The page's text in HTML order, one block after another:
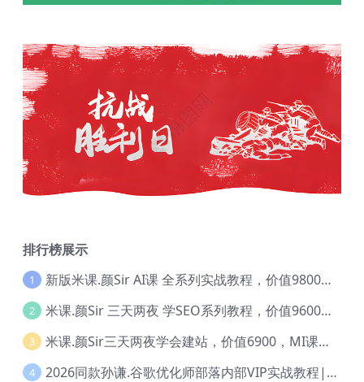
排行榜展示
1 新版米课.颜Sir AI课 全系列实战教程，价值9800，跨境首选！【Ag-0052】
2 米课.颜Sir 三天两夜 学SEO系列教程，价值9600元，跨境人都在学 【Ag-0056】
3 米课.颜Sir三天两夜学会建站，价值6900，MI课甄选课程 【Ag-0055】
4 2026同款孙谦.谷歌优化师部落内部VIP实战教程|价值4999元全网独家解码（官方报名版本）【@034】